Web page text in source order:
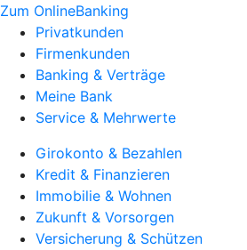
Zum OnlineBanking
Privatkunden
Firmenkunden
Banking & Verträge
Meine Bank
Service & Mehrwerte
Girokonto & Bezahlen
Kredit & Finanzieren
Immobilie & Wohnen
Zukunft & Vorsorgen
Versicherung & Schützen